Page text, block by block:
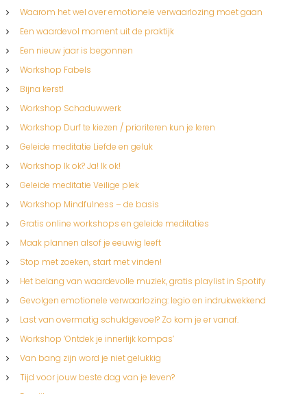
Waarom het wel over emotionele verwaarlozing moet gaan
Een waardevol moment uit de praktijk
Een nieuw jaar is begonnen
Workshop Fabels
Bijna kerst!
Workshop Schaduwwerk
Workshop Durf te kiezen / prioriteren kun je leren
Geleide meditatie Liefde en geluk
Workshop Ik ok? Ja! Ik ok!
Geleide meditatie Veilige plek
Workshop Mindfulness – de basis
Gratis online workshops en geleide meditaties
Maak plannen alsof je eeuwig leeft
Stop met zoeken, start met vinden!
Het belang van waardevolle muziek, gratis playlist in Spotify
Gevolgen emotionele verwaarlozing: legio en indrukwekkend
Last van overmatig schuldgevoel? Zo kom je er vanaf.
Workshop ‘Ontdek je innerlijk kompas’
Van bang zijn word je niet gelukkig
Tijd voor jouw beste dag van je leven?